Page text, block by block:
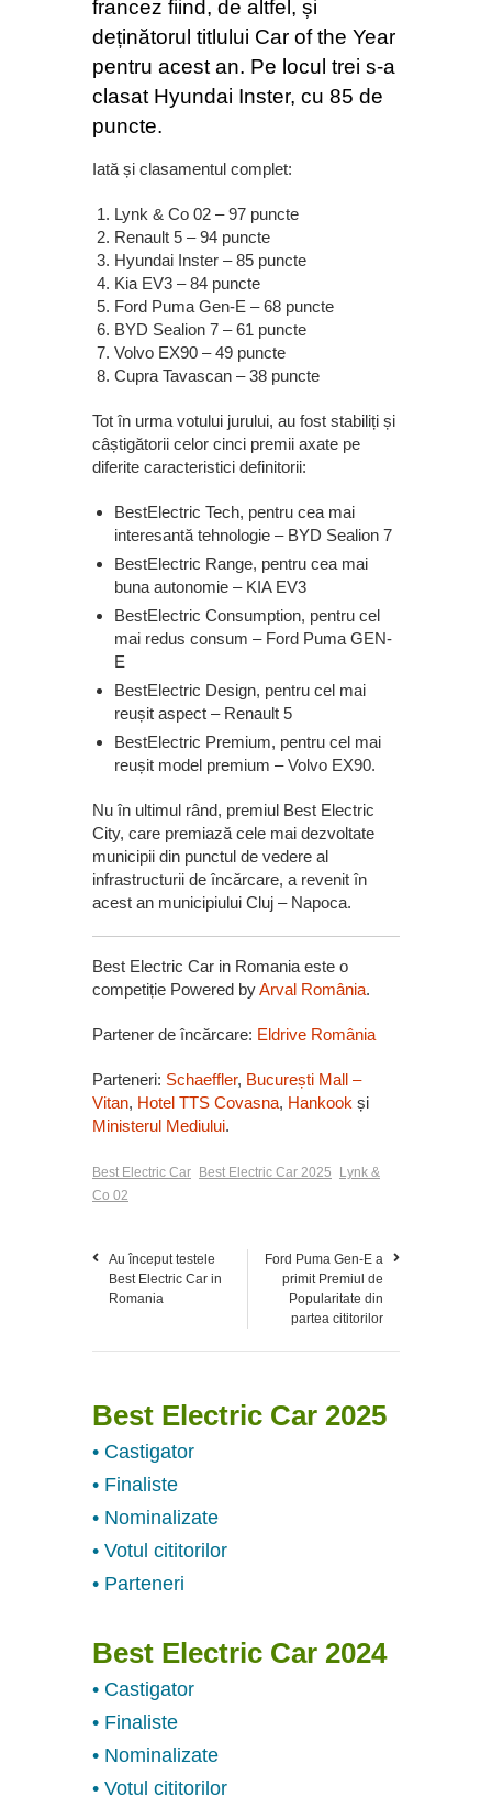
francez fiind, de altfel, și
deținătorul titlului Car of the Year
pentru acest an. Pe locul trei s-a
clasat Hyundai Inster, cu 85 de
puncte.
Iată și clasamentul complet:
Lynk & Co 02 – 97 puncte
Renault 5 – 94 puncte
Hyundai Inster – 85 puncte
Kia EV3 – 84 puncte
Ford Puma Gen-E – 68 puncte
BYD Sealion 7 – 61 puncte
Volvo EX90 – 49 puncte
Cupra Tavascan – 38 puncte
Tot în urma votului jurului, au fost stabiliți și
câștigătorii celor cinci premii axate pe
diferite caracteristici definitorii:
BestElectric Tech, pentru cea mai
interesantă tehnologie – BYD Sealion 7
BestElectric Range, pentru cea mai
buna autonomie – KIA EV3
BestElectric Consumption, pentru cel
mai redus consum – Ford Puma GEN-
E
BestElectric Design, pentru cel mai
reușit aspect – Renault 5
BestElectric Premium, pentru cel mai
reușit model premium – Volvo EX90.
Nu în ultimul rând, premiul Best Electric
City, care premiază cele mai dezvoltate
municipii din punctul de vedere al
infrastructurii de încărcare, a revenit în
acest an municipiului Cluj – Napoca.
Best Electric Car in Romania este o
competiție Powered byArval România.
Partener de încărcare: Eldrive România
Parteneri: Schaeffler, București Mall –
Vitan, Hotel TTS Covasna, Hankook și
Ministerul Mediului.
Best Electric Car Best Electric Car 2025
Lynk &
Co 02
Au început testele
Best Electric Car in
Romania
Ford Puma Gen-E a
primit Premiul de
Popularitate din
partea cititorilor
Best Electric Car 2025
• Castigator
• Finaliste
• Nominalizate
• Votul cititorilor
• Parteneri
Best Electric Car 2024
• Castigator
• Finaliste
• Nominalizate
• Votul cititorilor